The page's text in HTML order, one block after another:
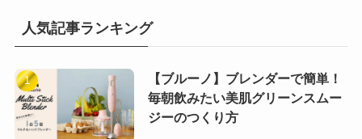
人気記事ランキング
【ブルーノ】ブレンダーで簡単！
毎朝飲みたい美肌グリーンスムー
ジーのつくり方